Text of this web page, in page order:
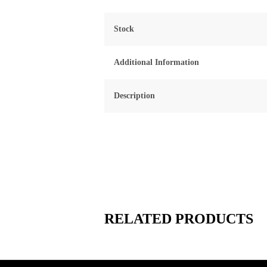
Stock
Additional Information
Description
RELATED PRODUCTS